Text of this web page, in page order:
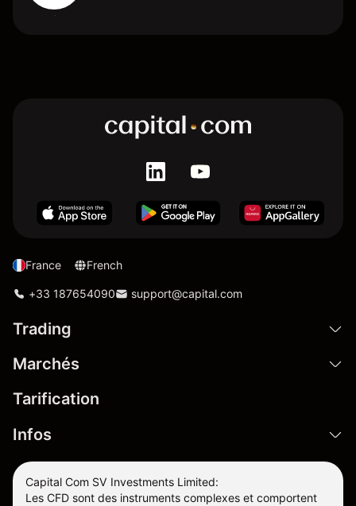
France French
+33 187654090 support@capital.com
Trading
Marchés
Tarification
Infos
Capital Com SV Investments Limited:
Les CFD sont des instruments complexes et comportent